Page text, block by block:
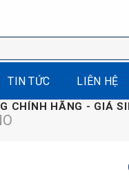
CHÍNH HÃNG - GIÁ
TIN TỨC LIÊN HỆ